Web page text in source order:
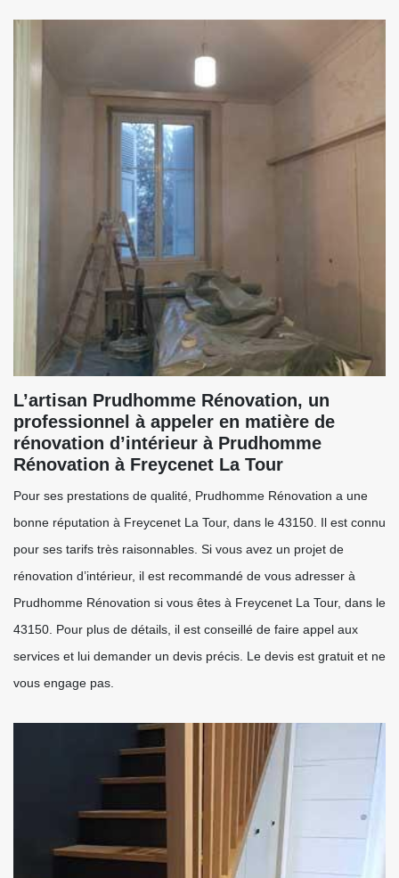
L’artisan Prudhomme Rénovation, un
professionnel à appeler en matière de
rénovation d’intérieur à Prudhomme
Rénovation à Freycenet La Tour
Pour ses prestations de qualité, Prudhomme Rénovation a une
bonne réputation à Freycenet La Tour, dans le 43150. Il est connu
pour ses tarifs très raisonnables. Si vous avez un projet de
rénovation d’intérieur, il est recommandé de vous adresser à
Prudhomme Rénovation si vous êtes à Freycenet La Tour, dans le
43150. Pour plus de détails, il est conseillé de faire appel aux
services et lui demander un devis précis. Le devis est gratuit et ne
vous engage pas.